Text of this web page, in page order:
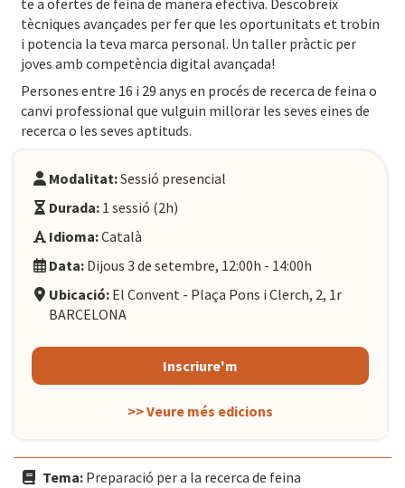
te a ofertes de feina de manera efectiva. Descobreix
tècniques avançades per fer que les oportunitats et trobin
i potencia la teva marca personal. Un taller pràctic per
joves amb competència digital avançada!
Persones entre 16 i 29 anys en procés de recerca de feina o
canvi professional que vulguin millorar les seves eines de
recerca o les seves aptituds.
Modalitat:Sessió presencial
Durada: 1 sessió (2h)
Idioma:Català
Data: Dijous 3 de setembre, 12:00h - 14:00h
Ubicació: El Convent - Plaça Pons i Clerch, 2, 1r
BARCELONA
Inscriure'm
>> Veure més edicions
Tema: Preparació per a la recerca de feina